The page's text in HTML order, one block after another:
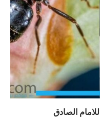
الصادق